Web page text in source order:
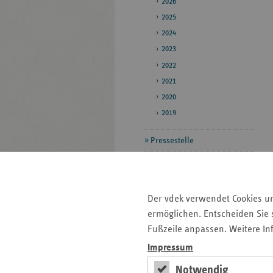
Der vdek verwendet Cookies
ermöglichen. Entscheiden
Fußzeile anpassen. Weitere
Impressum
Notwendig
2025
2024
2023
2022
2021
2020
2019
Pressestelle
Seitenleiste
mit
weiteren
Auf einen Blick
Veranstaltungen